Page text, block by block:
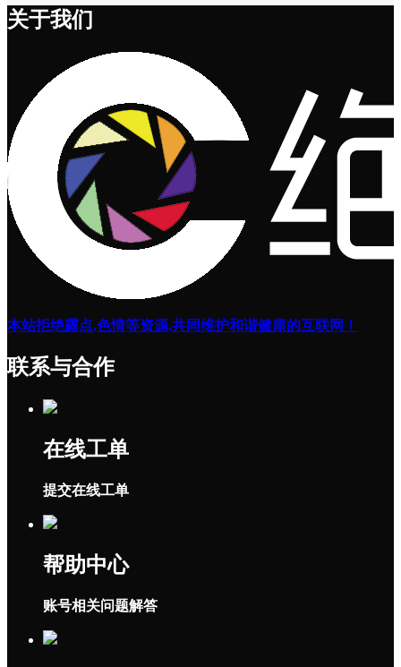
关于我们
本站拒绝露点,色情等资源,共同维护和谐健康的互联网！
联系与合作
在线工单
提交在线工单
帮助中心
账号相关问题解答